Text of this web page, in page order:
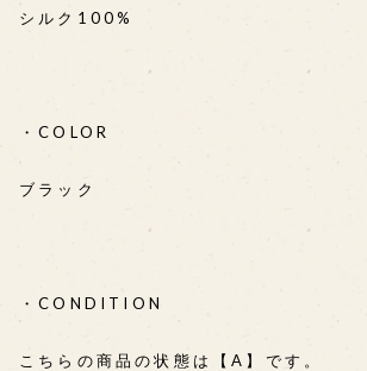
シルク100%
・COLOR
ブラック
・CONDITION
こちらの商品の状態は【A】です。